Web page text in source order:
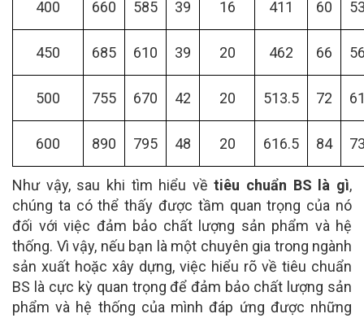
400 660 585 39 16 411 60
450 685 610 39 20 462 66
500 755 670 42 20 513.5 72
600 890 795 48 20 616.5 84
Như vậy, sau khi tìm hiểu vềtiêu chuẩn BS là gì,
chúng ta có thể thấy được tầm quan trọng của nó
đối với việc đảm bảo chất lượng sản phẩm và hệ
thống. Vì vậy, nếu bạn là một chuyên gia trong ngành
sản xuất hoặc xây dựng, việc hiểu rõ về tiêu chuẩn
BS là cực kỳ quan trọng để đảm bảo chất lượng sản
phẩm và hệ thống của mình đáp ứng được những